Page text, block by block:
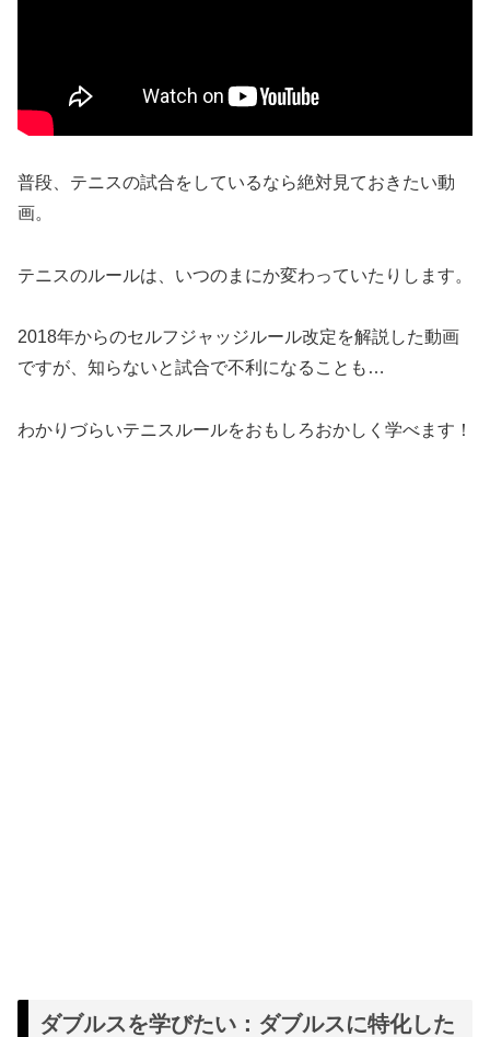
普段、テニスの試合をしているなら絶対見ておきたい動
画。
テニスのルールは、いつのまにか変わっていたりします。
2018年からのセルフジャッジルール改定を解説した動画
ですが、知らないと試合で不利になることも…
わかりづらいテニスルールをおもしろおかしく学べます！
ダブルスを学びたい：ダブルスに特化した